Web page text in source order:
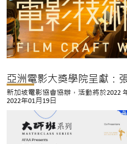
亞洲電影大獎學院呈獻：
新加坡電影協會協辦，活動將於2022
2022年01月19日